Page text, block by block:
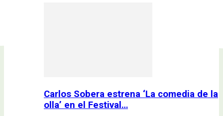
Carlos Sobera estrena ‘La comedia de la
olla’ en el Festival…